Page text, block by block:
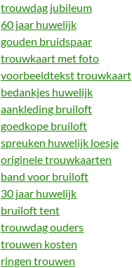
trouwdag jubileum
60 jaar huwelijk
gouden bruidspaar
trouwkaart met foto
voorbeeldtekst trouwkaart
bedankjes huwelijk
aankleding bruiloft
goedkope bruiloft
spreuken huwelijk loesje
originele trouwkaarten
band voor bruiloft
30 jaar huwelijk
bruiloft tent
trouwdag ouders
trouwen kosten
ringen trouwen